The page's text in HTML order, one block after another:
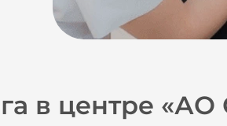
в центре «АО